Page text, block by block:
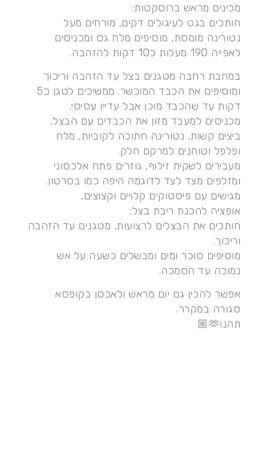
מכינים מראש ברוסקטות:
חותכים בגט לעיגולים דקים, מורחים מעל
נטורינה מומסת, מוסיפים מלח גס ומכניסים
לאפייה 190 מעלות כ10 דקות להזהבה.
במחבת רחבה מטגנים בצל עד הזהבה וריכוך
ומוסיפים את הכבד המוכשר. ממשיכים לטגן כ5
דקות עד שהכבד מוכן אבל עדיין עסיסי.
מכניסים למעבד מזון את הכבדים עם הבצל,
ביצים קשות, נטורינה חתוכה לקוביות, מלח
ופלפל וטוחנים למרקם חלק.
מעבירים לשקית זילוף, גוזרים פתח אלכסוני
ומזלפים מצד לצד לדוגמה היפה כמו בסרטון.
מגישים עם פיסטוקים קלויים וקצוצים,
אופציה להכנת ריבת בצל:
חותכים את הבצלים לרצועות, מטגנים עד הזהבה
וריכוך.
מוסיפים סוכר ומים ומבשלים כשעה על אש
נמוכה עד הסמכה.
אפשר להכין גם יום מראש ולאכסן בקופסא
סגורה במקרר.
תהנו🫶🏼